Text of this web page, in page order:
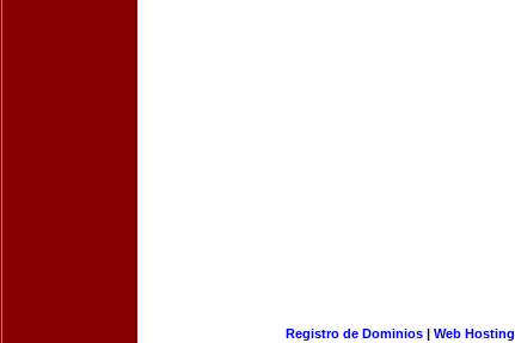
Registro de Dominios| Web Hosting